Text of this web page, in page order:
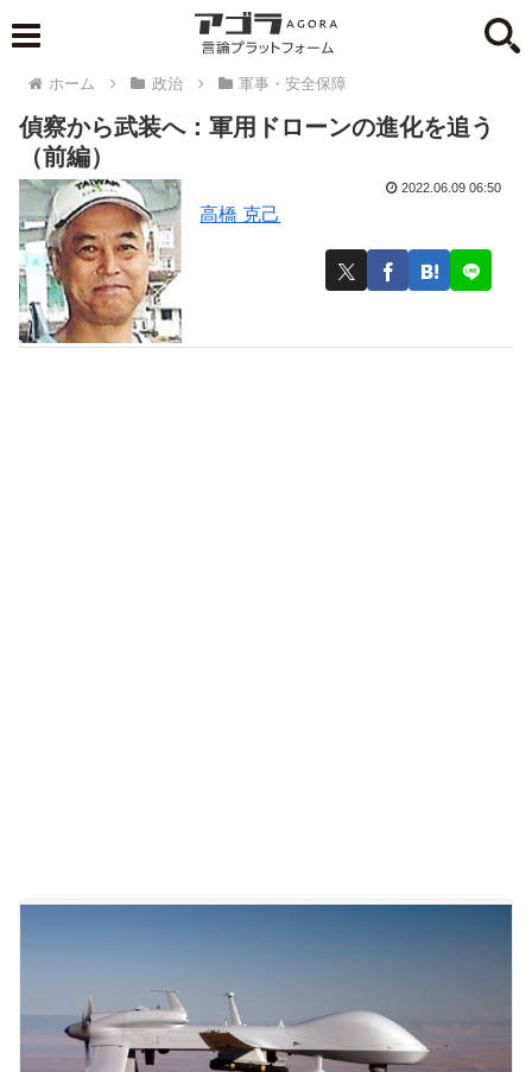
ホーム 政治 軍事・安全保障
偵察から武装へ：軍用ドローンの進化を追う
（前編）
高橋 克己
2022.06.09 06:50